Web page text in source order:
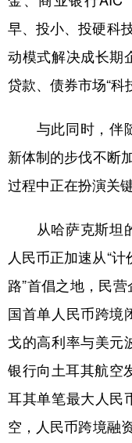
早、投小、投硬科
动模式解决成长期
贷款、债券市场“科
与此同时，伴随
新体制的步伐不断
过程中正在扮演关键
从哈萨克斯坦的
人民币正加速从“计
路”首倡之地，民
国首单人民币跨境
戈的高利率与美元
银行向土耳其航空
耳其单笔最大人民
空，人民币跨境融